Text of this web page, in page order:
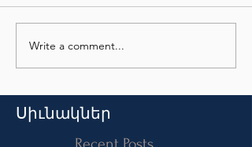
Write a comment...
Սիւնակներ